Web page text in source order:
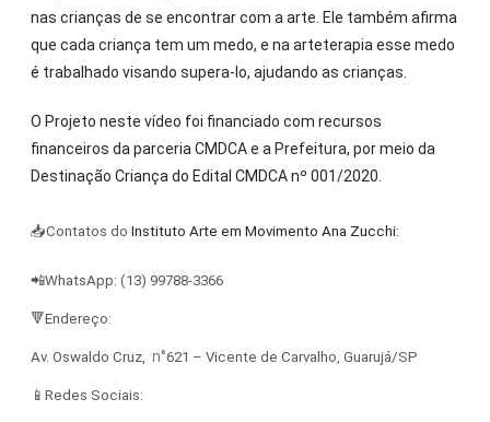
nas crianças de se encontrar com a arte. Ele também afirma
que cada criança tem um medo, e na arteterapia esse medo
é trabalhado visando supera-lo, ajudando as crianças.
O Projeto neste vídeo foi financiado com recursos
financeiros da parceria CMDCA e a Prefeitura, por meio da
Destinação Criança do Edital CMDCA nº 001/2020.
📥Contatos do Instituto Arte em Movimento Ana Zucchi:
📲WhatsApp: (13) 99788-3366
🔻Endereço:
Av. Oswaldo Cruz, n°621 – Vicente de Carvalho, Guarujá/SP
📱Redes Sociais: